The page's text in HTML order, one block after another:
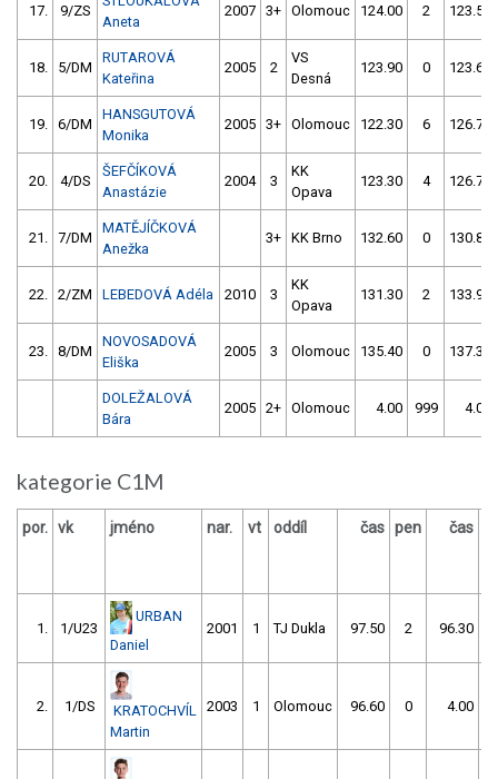
17. 9/ZS
Aneta
2007 3+ Olomouc 124.00 2 123.50
18. 5/DM
RUTAROVÁ
Kateřina
2005 2
VS
Desná
123.90 0 123.60
19. 6/DM
HANSGUTOVÁ
Monika
2005 3+ Olomouc 122.30 6 126.70
20. 4/DS
ŠEFČÍKOVÁ
Anastázie
2004 3
KK
Opava
123.30 4 126.70
21. 7/DM
MATĚJÍČKOVÁ
Anežka
3+ KK Brno 132.60 0 130.80
22. 2/ZM LEBEDOVÁ Adéla 2010 3
KK
Opava
131.30 2 133.90
23. 8/DM
NOVOSADOVÁ
Eliška
2005 3 Olomouc 135.40 0 137.30
DOLEŽALOVÁ
Bára
2005 2+ Olomouc 4.00 999 4.00
kategorie C1M
por. vk jméno nar. vt oddíl čas pen čas
1. 1/U23
URBAN
Daniel
2001 1 TJ Dukla 97.50 2 96.30
2. 1/DS
KRATOCHVÍL
Martin
2003 1 Olomouc 96.60 0 4.00